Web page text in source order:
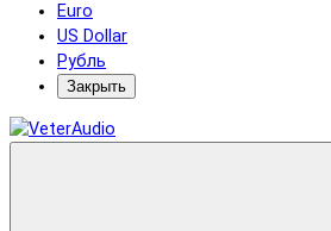
Euro
US Dollar
Рубль
Закрыть